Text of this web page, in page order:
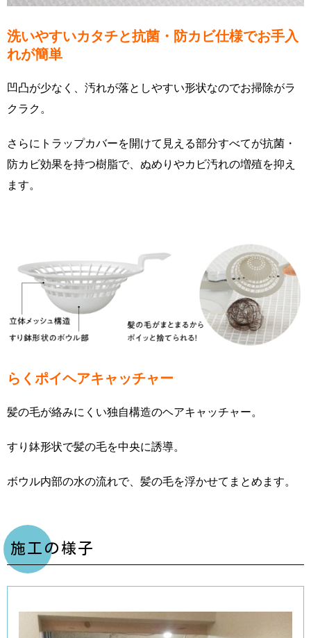
洗いやすいカタチと抗菌・防カビ仕様でお手入
れが簡単
凹凸が少なく、汚れが落としやすい形状なのでお掃除がラ
クラク。
さらにトラップカバーを開けて見える部分すべてが抗菌・
防カビ効果を持つ樹脂で、ぬめりやカビ汚れの増殖を抑え
ます。
らくポイヘアキャッチャー
髪の毛が絡みにくい独自構造のヘアキャッチャー。
すり鉢形状で髪の毛を中央に誘導。
ボウル内部の水の流れで、髪の毛を浮かせてまとめます。
施工の様子